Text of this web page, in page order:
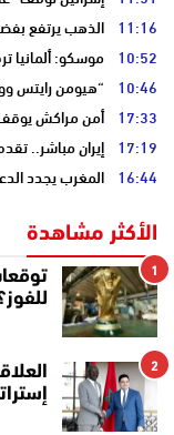
11:16 الذهب يرتفع
10:52 موسكو: ألمانيا
10:46 “هيومن رايتس
17:33 أمن مراكش يوقف
17:19 إيران مباشر..
16:44 المغرب يجدد
الأكثر مشاهدة
1
2